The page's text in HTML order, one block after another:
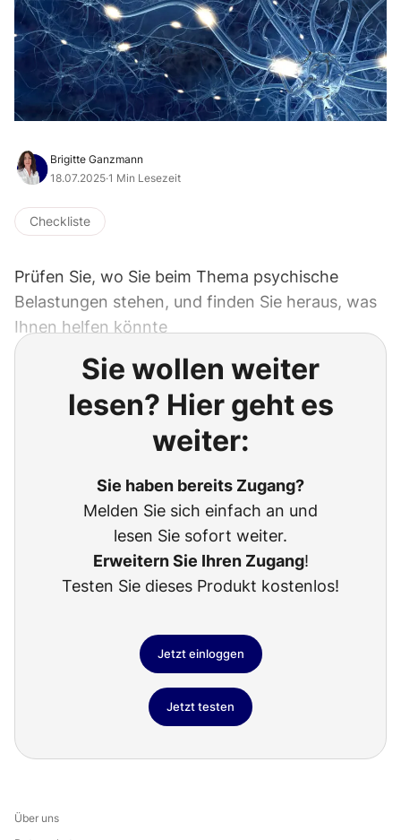
Brigitte Ganzmann
18.07.2025·1 Min Lesezeit
Checkliste
Prüfen Sie, wo Sie beim Thema psychische
Belastungen stehen, und finden Sie heraus, was
Ihnen helfen könnte
Sie wollen weiter
lesen? Hier geht es
weiter:
Sie haben bereits Zugang?
Melden Sie sich einfach an und
lesen Sie sofort weiter.
Erweitern Sie Ihren Zugang!
Testen Sie dieses Produkt kostenlos!
Jetzt einloggen
Jetzt testen
Über uns